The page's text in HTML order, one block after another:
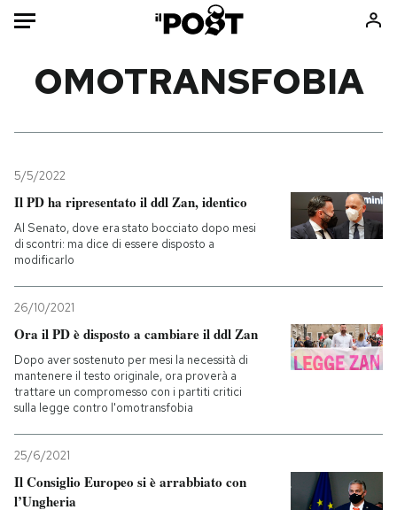
Mondo
Politica
Tecnologia
Internet
Cultura
Economia
Consumismi
Storie/Idee
Altrecose
Mondiali calcio 2026
PODCAST
NEWSLETTER
OMOTRANSFOBIA
5/5/2022
Il PD ha ripresentato il ddl Zan, identico
Al Senato, dove era stato bocciato dopo mesi
di scontri: ma dice di essere disposto a
modificarlo
26/10/2021
Ora il PD è disposto a cambiare il ddl Zan
Dopo aver sostenuto per mesi la necessità di
mantenere il testo originale, ora proverà a
trattare un compromesso con i partiti critici
sulla legge contro l'omotransfobia
25/6/2021
Il Consiglio Europeo si è arrabbiato con
l’Ungheria